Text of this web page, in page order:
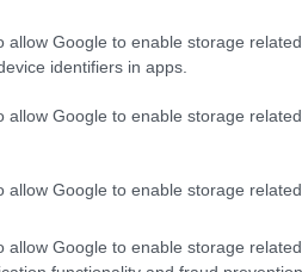
allow Google to enable storage
identifiers in apps.
allow Google to enable storage
allow Google to enable storage
allow Google to enable storage
záhonu